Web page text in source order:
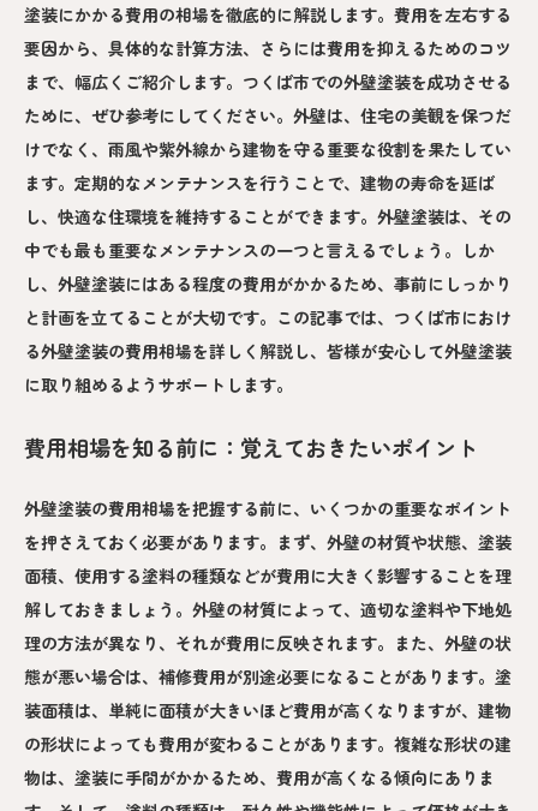
塗装にかかる費用の相場を徹底的に解説します。費用を左右する
要因から、具体的な計算方法、さらには費用を抑えるためのコツ
まで、幅広くご紹介します。つくば市での外壁塗装を成功させる
ために、ぜひ参考にしてください。外壁は、住宅の美観を保つだ
けでなく、雨風や紫外線から建物を守る重要な役割を果たしてい
ます。定期的なメンテナンスを行うことで、建物の寿命を延ば
し、快適な住環境を維持することができます。外壁塗装は、その
中でも最も重要なメンテナンスの一つと言えるでしょう。しか
し、外壁塗装にはある程度の費用がかかるため、事前にしっかり
と計画を立てることが大切です。この記事では、つくば市におけ
る外壁塗装の費用相場を詳しく解説し、皆様が安心して外壁塗装
に取り組めるようサポートします。
費用相場を知る前に：覚えておきたいポイント
外壁塗装の費用相場を把握する前に、いくつかの重要なポイント
を押さえておく必要があります。まず、外壁の材質や状態、塗装
面積、使用する塗料の種類などが費用に大きく影響することを理
解しておきましょう。外壁の材質によって、適切な塗料や下地処
理の方法が異なり、それが費用に反映されます。また、外壁の状
態が悪い場合は、補修費用が別途必要になることがあります。塗
装面積は、単純に面積が大きいほど費用が高くなりますが、建物
の形状によっても費用が変わることがあります。複雑な形状の建
物は、塗装に手間がかかるため、費用が高くなる傾向にありま